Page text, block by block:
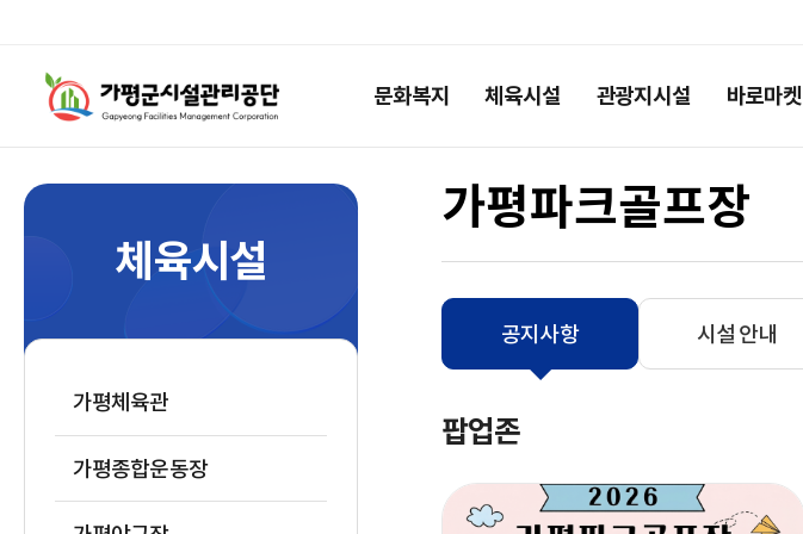
가평군시설관리공단
로고 메뉴
문화복지 체육시설 관광지시설 바로마켓
체육시설
가평체육관
가평종합운동장
가평파크골프장
공지사항 시설 안내
팝업존